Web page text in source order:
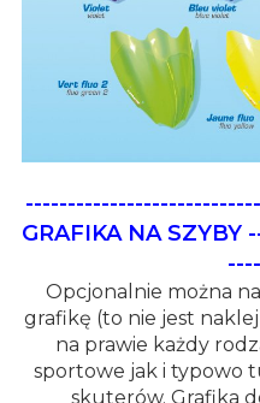
GRAFIKA NA SZYBY
Opcjonalnie można
grafikę (to nie jest
na prawie każdy
sportowe jak i typowo
skuterów. Grafika